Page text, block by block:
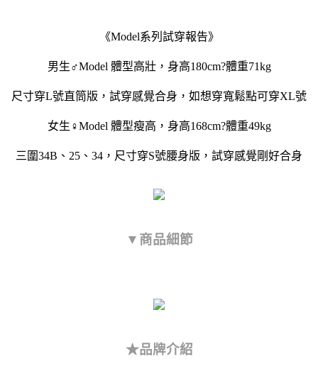
《Model系列試穿報告》
男生♂Model 體型高壯，身高180cm?體重71kg
尺寸穿L號直筒版，試穿感覺合身，如想穿寬鬆點可穿XL號
女生♀Model 體型瘦高，身高168cm?體重49kg
三圍34B、25、34，尺寸穿S號腰身版，試穿感覺剛好合身
▼商品細節
★品牌介紹